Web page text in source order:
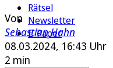
Rätsel
Newsletter
E-Paper
Von
Sebastian Hahn
08.03.2024, 16:43 Uhr
2 min